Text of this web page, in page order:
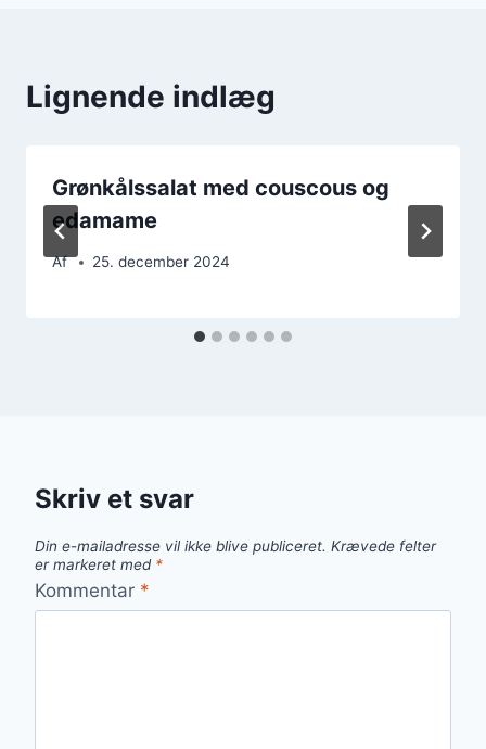
Lignende indlæg
Grønkålssalat med couscous og
edamame
Af 25. december 2024
Skriv et svar
Din e-mailadresse vil ikke blive publiceret. Krævede felter
er markeret med *
Kommentar *